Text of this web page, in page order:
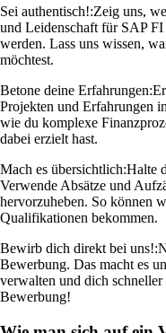
Sei authentisch!:Zeig uns,
und Leidenschaft für SAP
werden. Lass uns wissen,
möchtest.
Betone deine Erfahrungen:
Projekten und Erfahrungen
wie du komplexe
dabei erzielt hast.
Mach es übersichtlich:Halte
Verwende Absätze und
hervorzuheben. So können
Qualifikationen bekommen.
Bewirb dich direkt bei uns!:
Bewerbung. Das macht es
verwalten und dich
Bewerbung!